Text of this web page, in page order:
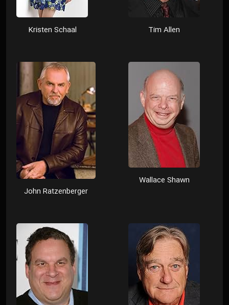
Tim Allen
Kristen Schaal
Wallace Shawn
John Ratzenberger